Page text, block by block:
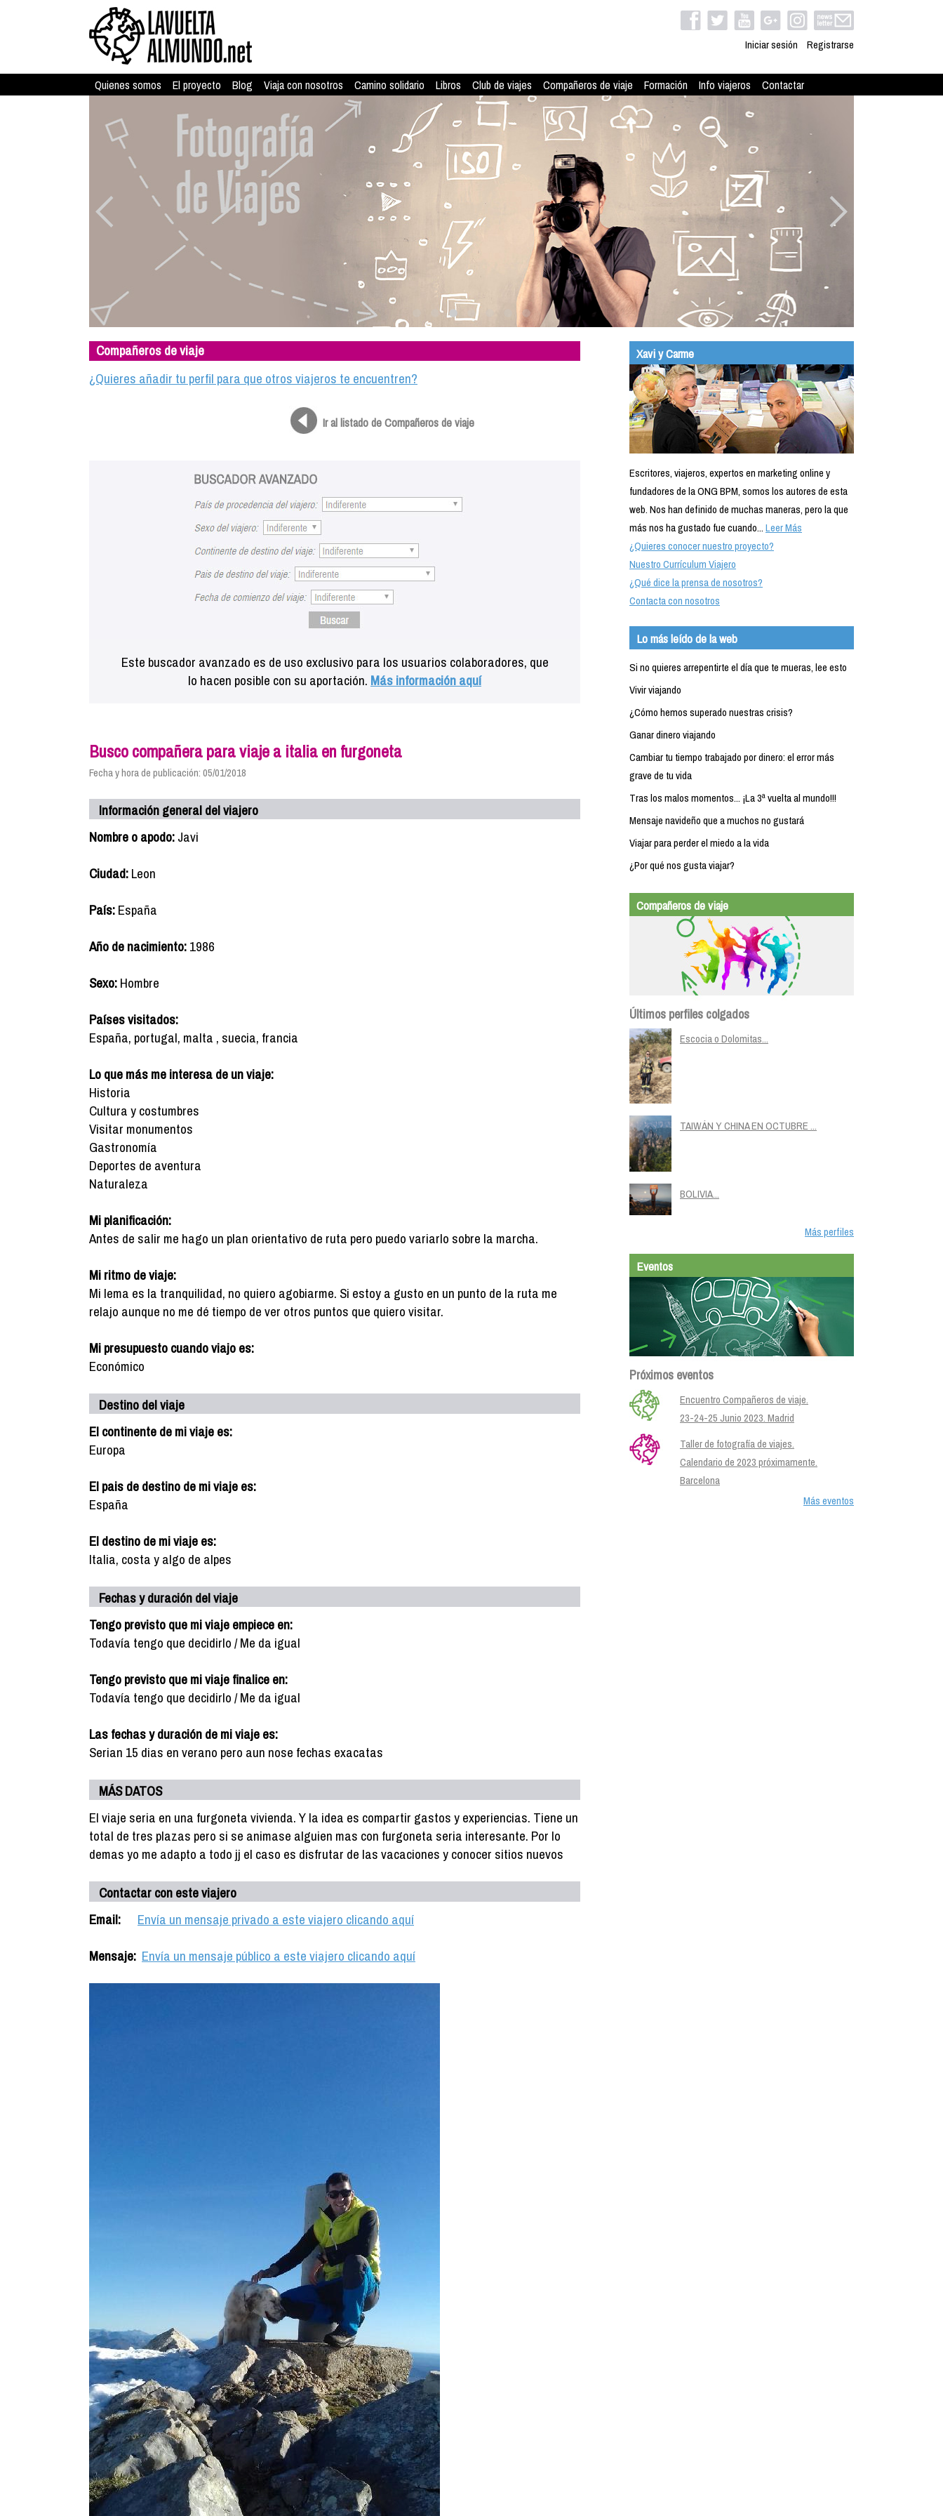
Iniciar sesión Registrarse
Quienes somos El proyecto Blog Viaja con nosotros Camino solidario Libros Club de viajes Compañeros de viaje Formación Info viajeros Contactar
Compañeros de viaje
¿Quieres añadir tu perfil para que otros viajeros te encuentren?
Ir al listado de Compañeros de viaje
Este buscador avanzado es de uso exclusivo para los usuarios colaboradores, que
lo hacen posible con su aportación. Más información aquí
Busco compañera para viaje a italia en furgoneta
Fecha y hora de publicación: 05/01/2018
Información general del viajero
Nombre o apodo:Javi
Ciudad:Leon
País:España
Año de nacimiento:1986
Sexo:Hombre
Países visitados:
España, portugal, malta , suecia, francia
Lo que más me interesa de un viaje:
Historia
Cultura y costumbres
Visitar monumentos
Gastronomía
Deportes de aventura
Naturaleza
Mi planificación:
Antes de salir me hago un plan orientativo de ruta pero puedo variarlo sobre la marcha.
Mi ritmo de viaje:
Mi lema es la tranquilidad, no quiero agobiarme. Si estoy a gusto en un punto de la ruta me
relajo aunque no me dé tiempo de ver otros puntos que quiero visitar.
Mi presupuesto cuando viajo es:
Económico
Destino del viaje
El continente de mi viaje es:
Europa
El pais de destino de mi viaje es:
España
El destino de mi viaje es:
Italia, costa y algo de alpes
Fechas y duración del viaje
Tengo previsto que mi viaje empiece en:
Todavía tengo que decidirlo / Me da igual
Tengo previsto que mi viaje finalice en:
Todavía tengo que decidirlo / Me da igual
Las fechas y duración de mi viaje es:
Serian 15 dias en verano pero aun nose fechas exacatas
MÁS DATOS
El viaje seria en una furgoneta vivienda. Y la idea es compartir gastos y experiencias. Tiene un
total de tres plazas pero si se animase alguien mas con furgoneta seria interesante. Por lo
demas yo me adapto a todo jj el caso es disfrutar de las vacaciones y conocer sitios nuevos
Contactar con este viajero
Email:
Envía un mensaje privado a este viajero clicando aquí
Mensaje: Envía un mensaje público a este viajero clicando aquí
Xavi y Carme
Escritores, viajeros, expertos en marketing online y
fundadores de la ONG BPM, somos los autores de esta
web. Nos han definido de muchas maneras, pero la que
más nos ha gustado fue cuando...Leer Más
¿Quieres conocer nuestro proyecto?
Nuestro Currículum Viajero
¿Qué dice la prensa de nosotros?
Contacta con nosotros
Lo más leído de la web
Si no quieres arrepentirte el día que te mueras, lee esto
Vivir viajando
¿Cómo hemos superado nuestras crisis?
Ganar dinero viajando
Cambiar tu tiempo trabajado por dinero: el error más
grave de tu vida
Tras los malos momentos... ¡La 3ª vuelta al mundo!!!
Mensaje navideño que a muchos no gustará
Viajar para perder el miedo a la vida
¿Por qué nos gusta viajar?
Compañeros de viaje
Últimos perfiles colgados
Escocia o Dolomitas...
TAIWÁN Y CHINA EN OCTUBRE ...
BOLIVIA...
Más perfiles
Eventos
Próximos eventos
Encuentro Compañeros de viaje.
23-24-25 Junio 2023. Madrid
Taller de fotografía de viajes.
Calendario de 2023 próximamente.
Barcelona
Más eventos